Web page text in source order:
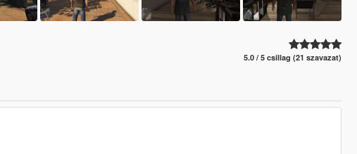
5.0 / 5 csillag (21 szavazat)